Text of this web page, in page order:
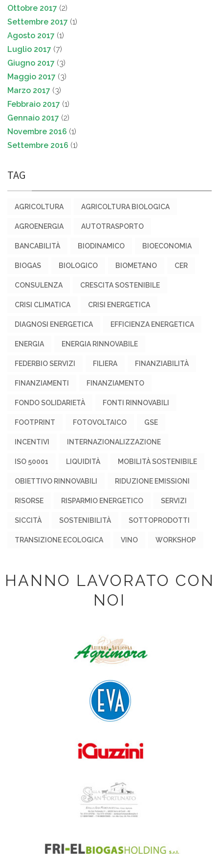
Ottobre 2017 (2)
Settembre 2017 (1)
Agosto 2017 (1)
Luglio 2017 (7)
Giugno 2017 (3)
Maggio 2017 (3)
Marzo 2017 (3)
Febbraio 2017 (1)
Gennaio 2017 (2)
Novembre 2016 (1)
Settembre 2016 (1)
TAG
AGRICOLTURA AGRICOLTURA BIOLOGICA
AGROENERGIA AUTOTRASPORTO
BANCABILITÀ BIODINAMICO BIOECONOMIA
BIOGAS BIOLOGICO BIOMETANO CER
CONSULENZA CRESCITA SOSTENIBILE
CRISI CLIMATICA CRISI ENERGETICA
DIAGNOSI ENERGETICA EFFICIENZA ENERGETICA
ENERGIA ENERGIA RINNOVABILE
FEDERBIO SERVIZI FILIERA FINANZIABILITÀ
FINANZIAMENTI FINANZIAMENTO
FONDO SOLIDARIETÀ FONTI RINNOVABILI
FOOTPRINT FOTOVOLTAICO GSE
INCENTIVI INTERNAZIONALIZZAZIONE
ISO 50001 LIQUIDITÀ MOBILITÀ SOSTENIBILE
OBIETTIVO RINNOVABILI RIDUZIONE EMISSIONI
RISORSE RISPARMIO ENERGETICO SERVIZI
SICCITÀ SOSTENIBILITÀ SOTTOPRODOTTI
TRANSIZIONE ECOLOGICA VINO WORKSHOP
HANNO LAVORATO CON
NOI